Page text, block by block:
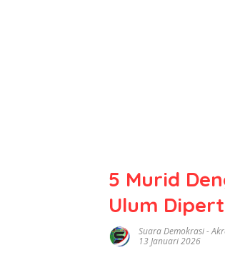
5 Murid
Ulum
Suara Demokrasi-
13 Januari 2026